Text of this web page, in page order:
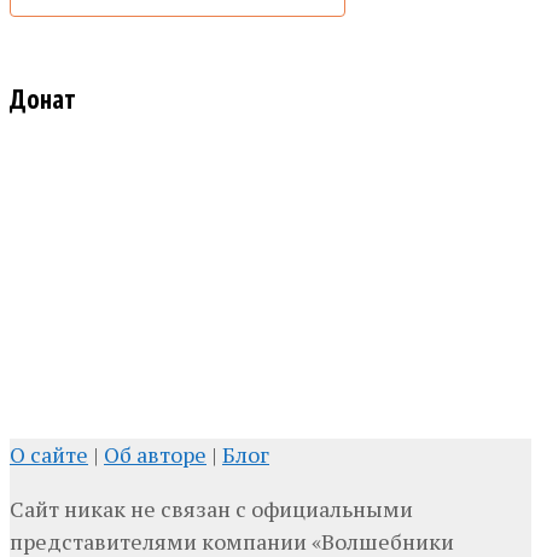
Донат
О сайте | Об авторе | Блог
Сайт никак не связан с официальными
представителями компании «Волшебники